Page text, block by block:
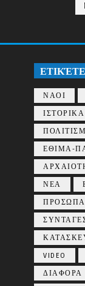
ΝΑΟΙ
ΙΣΤΟΡΙΚΑ
ΕΘΙΜΑ-
ΝΕΑ
ΠΡΟΣΩΠΑ
VIDEO
ΔΙΑΦΟΡΑ